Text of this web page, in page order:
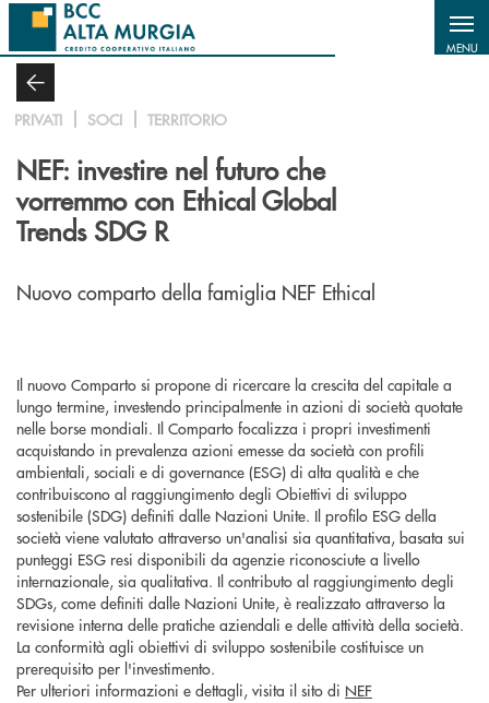
Salta al contenuto principale
MENU
PRIVATI SOCI TERRITORIO
NEF: investire nel futuro che
vorremmo con Ethical Global
Trends SDG R
Nuovo comparto della famiglia NEF Ethical
Il nuovo Comparto si propone di ricercare la crescita del capitale a
lungo termine, investendo principalmente in azioni di società quotate
nelle borse mondiali. Il Comparto focalizza i propri investimenti
acquistando in prevalenza azioni emesse da società con profili
ambientali, sociali e di governance (ESG) di alta qualità e che
contribuiscono al raggiungimento degli Obiettivi di sviluppo
sostenibile (SDG) definiti dalle Nazioni Unite. Il profilo ESG della
società viene valutato attraverso un'analisi sia quantitativa, basata sui
punteggi ESG resi disponibili da agenzie riconosciute a livello
internazionale, sia qualitativa. Il contributo al raggiungimento degli
SDGs, come definiti dalle Nazioni Unite, è realizzato attraverso la
revisione interna delle pratiche aziendali e delle attività della società.
La conformità agli obiettivi di sviluppo sostenibile costituisce un
prerequisito per l'investimento.
Per ulteriori informazioni e dettagli, visita il sito di NEF